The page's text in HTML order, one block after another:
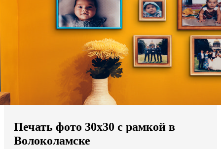
Мы доставляем по всему миру
Продолжить без города
Печать фото 30х30 с рамкой в
Волоколамске